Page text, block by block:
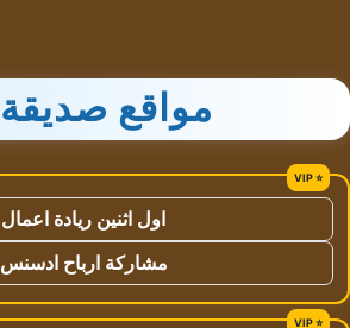
مواقع صديقة
اول اثنين ريادة اعمال
مشاركة ارباح ادسنس